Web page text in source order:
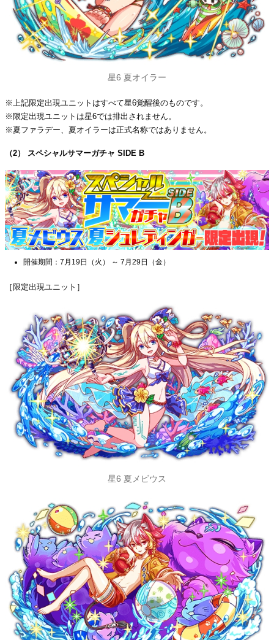
星6 夏オイラー
※上記限定出現ユニットはすべて星6覚醒後のものです。
※限定出現ユニットは星6では排出されません。
※夏ファラデー、夏オイラーは正式名称ではありません。
（2） スペシャルサマーガチャ SIDE B
開催期間：7月19日（火） ～ 7月29日（金）
［限定出現ユニット］
星6 夏メビウス